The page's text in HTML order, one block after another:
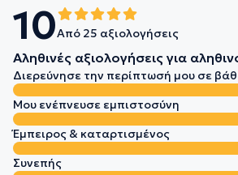
10Από 25 αξιολογήσεις
Αληθινές αξιολογήσεις για
Διερεύνησε την περίπτωσή μου σε
Μου ενέπνευσε εμπιστοσύνη
Έμπειρος & καταρτισμένος
Συνεπής